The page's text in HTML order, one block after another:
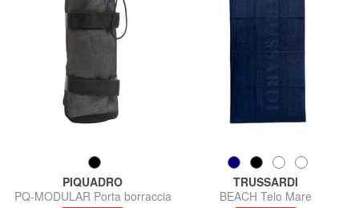
PIQUADRO
PQ-MODULAR Porta borraccia
TRUSSARDI
BEACH Telo Mare